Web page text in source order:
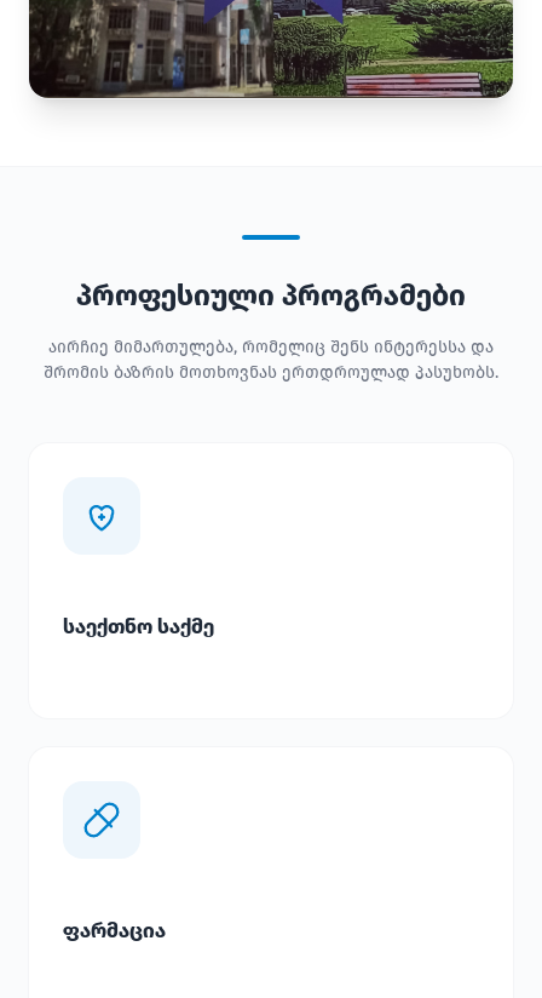
პროფესიული პროგრამები
აირჩიე მიმართულება, რომელიც შენს ინტერესსა და
შრომის ბაზრის მოთხოვნას ერთდროულად პასუხობს.
საექთნო საქმე
ფარმაცია